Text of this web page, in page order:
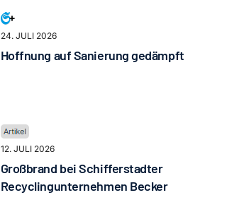
24. JULI 2026
Hoffnung auf Sanierung gedämpft
12. JULI 2026
Großbrand bei Schifferstadter
Recyclingunternehmen Becker